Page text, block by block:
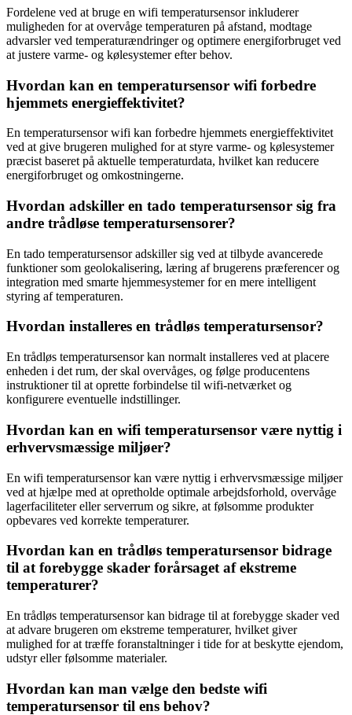
Fordelene ved at bruge en wifi temperatursensor inkluderer
muligheden for at overvåge temperaturen på afstand, modtage
advarsler ved temperaturændringer og optimere energiforbruget ved
at justere varme- og kølesystemer efter behov.
Hvordan kan en temperatursensor wifi forbedre
hjemmets energieffektivitet?
En temperatursensor wifi kan forbedre hjemmets energieffektivitet
ved at give brugeren mulighed for at styre varme- og kølesystemer
præcist baseret på aktuelle temperaturdata, hvilket kan reducere
energiforbruget og omkostningerne.
Hvordan adskiller en tado temperatursensor sig fra
andre trådløse temperatursensorer?
En tado temperatursensor adskiller sig ved at tilbyde avancerede
funktioner som geolokalisering, læring af brugerens præferencer og
integration med smarte hjemmesystemer for en mere intelligent
styring af temperaturen.
Hvordan installeres en trådløs temperatursensor?
En trådløs temperatursensor kan normalt installeres ved at placere
enheden i det rum, der skal overvåges, og følge producentens
instruktioner til at oprette forbindelse til wifi-netværket og
konfigurere eventuelle indstillinger.
Hvordan kan en wifi temperatursensor være nyttig i
erhvervsmæssige miljøer?
En wifi temperatursensor kan være nyttig i erhvervsmæssige miljøer
ved at hjælpe med at opretholde optimale arbejdsforhold, overvåge
lagerfaciliteter eller serverrum og sikre, at følsomme produkter
opbevares ved korrekte temperaturer.
Hvordan kan en trådløs temperatursensor bidrage
til at forebygge skader forårsaget af ekstreme
temperaturer?
En trådløs temperatursensor kan bidrage til at forebygge skader ved
at advare brugeren om ekstreme temperaturer, hvilket giver
mulighed for at træffe foranstaltninger i tide for at beskytte ejendom,
udstyr eller følsomme materialer.
Hvordan kan man vælge den bedste wifi
temperatursensor til ens behov?